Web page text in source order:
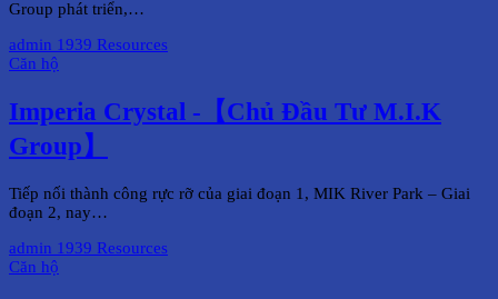
Group phát triển,…
admin 1939 Resources
Căn hộ
Imperia Crystal -【Chủ Đầu Tư M.I.K
Group】
Tiếp nối thành công rực rỡ của giai đoạn 1, MIK River Park – Giai
đoạn 2, nay…
admin 1939 Resources
Căn hộ